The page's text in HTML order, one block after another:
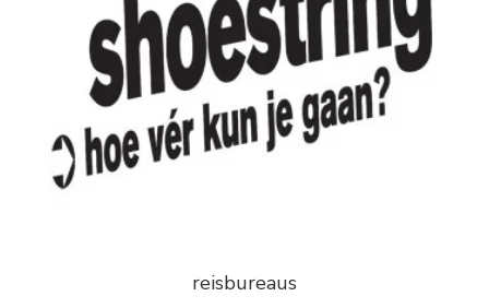
reisbureaus